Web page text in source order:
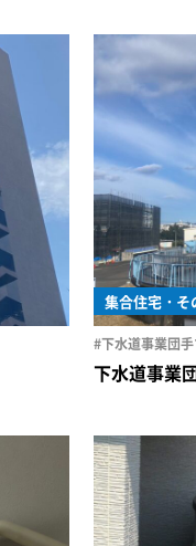
集合住宅・そ
#下水道事業団手
下水道事業